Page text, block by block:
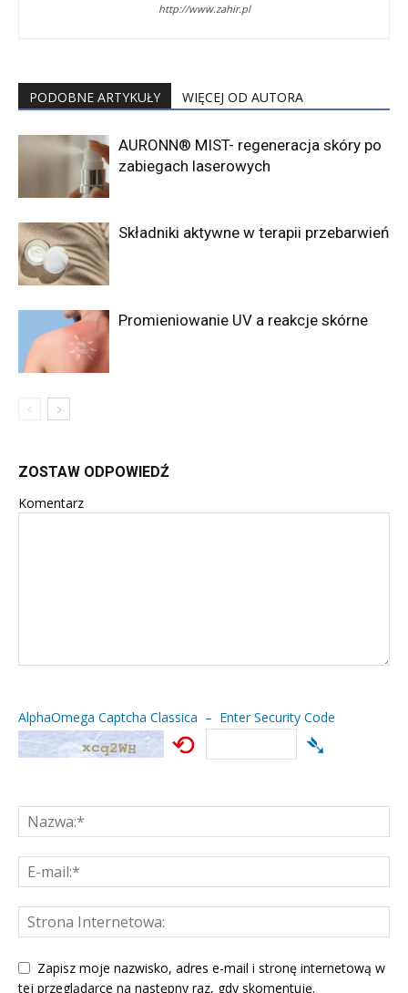
http://www.zahir.pl
PODOBNE ARTYKUŁY WIĘCEJ OD AUTORA
AURONN® MIST- regeneracja skóry po
zabiegach laserowych
Składniki aktywne w terapii przebarwień
Promieniowanie UV a reakcje skórne
ZOSTAW ODPOWIEDŹ
Komentarz
AlphaOmega Captcha Classica – Enter Security Code
⟲ ➴
Zapisz moje nazwisko, adres e-mail i stronę internetową w
tej przeglądarce na następny raz, gdy skomentuję.